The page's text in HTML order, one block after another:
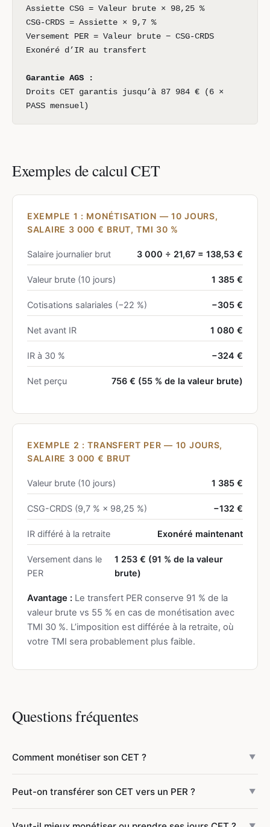
Assiette CSG = Valeur brute × 98,25 %
CSG-CRDS = Assiette × 9,7 %
Versement PER = Valeur brute − CSG-CRDS
Exonéré d’IR au transfert
Garantie AGS :
Droits CET garantis jusqu’à 87 984 € (6 ×
PASS mensuel)
Exemples de calcul CET
EXEMPLE 1 : MONÉTISATION — 10 JOURS,
SALAIRE 3 000 € BRUT, TMI 30 %
Salaire journalier brut 3 000 ÷ 21,67 = 138,53 €
Valeur brute (10 jours) 1 385 €
Cotisations salariales (−22 %) −305 €
Net avant IR 1 080 €
IR à 30 % −324 €
Net perçu 756 € (55 % de la valeur brute)
EXEMPLE 2 : TRANSFERT PER — 10 JOURS,
SALAIRE 3 000 € BRUT
Valeur brute (10 jours) 1 385 €
CSG-CRDS (9,7 % × 98,25 %) −132 €
IR différé à la retraite Exonéré maintenant
Versement dans le
PER
1 253 € (91 % de la valeur
brute)
Avantage : Le transfert PER conserve 91 % de la
valeur brute vs 55 % en cas de monétisation avec
TMI 30 %. L’imposition est différée à la retraite, où
votre TMI sera probablement plus faible.
Questions fréquentes
Comment monétiser son CET ? ▼
valeur est calculée sur le salaire journalier brut (mensuel /
21,67). Les sommes sont soumises aux cotisations
Peut-on transférer son CET vers un PER ? ▼